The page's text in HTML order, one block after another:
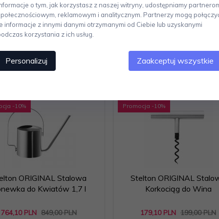
-10%
ORIGINAL Stalowa
do Kwiatów 1,7 l
764,10 PLN 849,00 PLN
Promocja -10%
Stelton ORIGINAL
Korkociąg do Wina
179,10 PLN 199,00 PLN
o tym, jak korzystasz z naszej witryny, udostępniamy
reklamowym i analitycznym. Partnerzy mogą
informacje z innymi danymi otrzymanymi od Ciebie lub uzyskanymi
korzystania z ich usług.
Personalizuj Zaakceptuj wszystkie